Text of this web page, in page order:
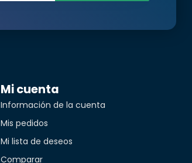
Mi cuenta
Información de la cuenta
Mis pedidos
Mi lista de deseos
Comparar